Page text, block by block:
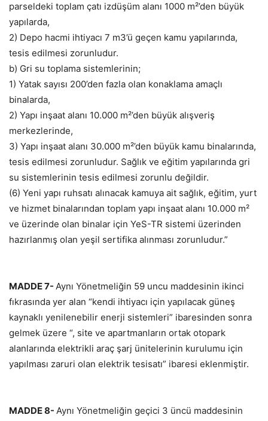
parseldeki toplam çatı izdüşüm alanı 1000 m²’den büyük
yapılarda,
2) Depo hacmi ihtiyacı 7 m3’ü geçen kamu yapılarında,
tesis edilmesi zorunludur.
b) Gri su toplama sistemlerinin;
1) Yatak sayısı 200’den fazla olan konaklama amaçlı
binalarda,
2) Yapı inşaat alanı 10.000 m²’den büyük alışveriş
merkezlerinde,
3) Yapı inşaat alanı 30.000 m²’den büyük kamu binalarında,
tesis edilmesi zorunludur. Sağlık ve eğitim yapılarında gri
su sistemlerinin tesis edilmesi zorunlu değildir.
(6) Yeni yapı ruhsatı alınacak kamuya ait sağlık, eğitim, yurt
ve hizmet binalarından toplam yapı inşaat alanı 10.000 m²
ve üzerinde olan binalar için YeS-TR sistemi üzerinden
hazırlanmış olan yeşil sertifika alınması zorunludur.”
MADDE 7- Aynı Yönetmeliğin 59 uncu maddesinin ikinci
fıkrasında yer alan “kendi ihtiyacı için yapılacak güneş
kaynaklı yenilenebilir enerji sistemleri” ibaresinden sonra
gelmek üzere “, site ve apartmanların ortak otopark
alanlarında elektrikli araç şarj ünitelerinin kurulumu için
yapılması zaruri olan elektrik tesisatı” ibaresi eklenmiştir.
MADDE 8- Aynı Yönetmeliğin geçici 3 üncü maddesinin